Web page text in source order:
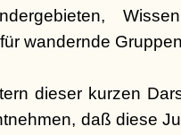
wandernde
dieser kurzen
daß diese